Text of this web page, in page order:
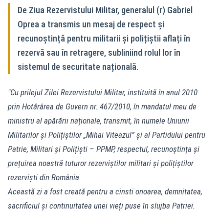
De Ziua Rezervistului Militar, generalul (r) Gabriel
Oprea a transmis un mesaj de respect și
recunoștință pentru militarii și polițiștii aflați în
rezervă sau în retragere, subliniind rolul lor în
sistemul de securitate națională.
"Cu prilejul Zilei Rezervistului Militar, instituită în anul 2010
prin Hotărârea de Guvern nr. 467/2010, în mandatul meu de
ministru al apărării naționale, transmit, în numele Uniunii
Militarilor și Polițiștilor „Mihai Viteazul” și al Partidului pentru
Patrie, Militari și Polițiști – PPMP, respectul, recunoștința și
prețuirea noastră tuturor rezerviștilor militari și polițiștilor
rezerviști din România.
Această zi a fost creată pentru a cinsti onoarea, demnitatea,
sacrificiul și continuitatea unei vieți puse în slujba Patriei.